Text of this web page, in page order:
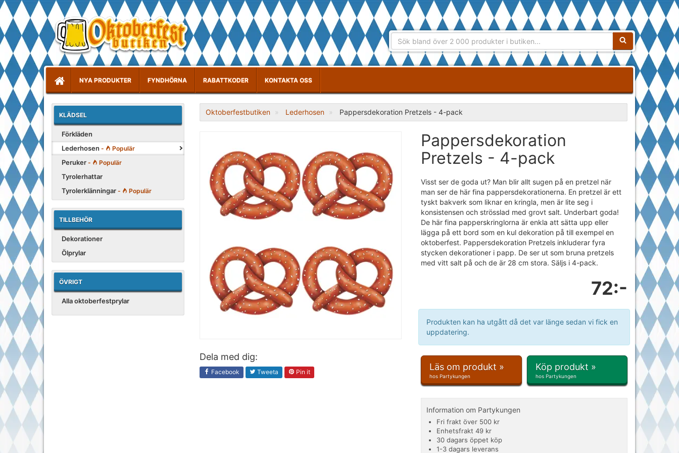
Sökfras:
NYA PRODUKTER FYNDHÖRNA RABATTKODER KONTAKTA OSS
KLÄDSEL
Förkläden
Lederhosen - Populär
Peruker - Populär
Tyrolerhattar
Tyrolerklänningar - Populär
TILLBEHÖR
Dekorationer
Ölprylar
ÖVRIGT
Alla oktoberfestprylar
Oktoberfestbutiken Lederhosen Pappersdekoration Pretzels - 4-pack
Dela med dig:
Facebook Tweeta Pin it
Pappersdekoration
Pretzels - 4-pack
Visst ser de goda ut? Man blir allt sugen på en pretzel när
man ser de här fina pappersdekorationerna. En pretzel är ett
tyskt bakverk som liknar en kringla, men är lite seg i
konsistensen och strösslad med grovt salt. Underbart goda!
De här fina papperskringlorna är enkla att sätta upp eller
lägga på ett bord som en kul dekoration på till exempel en
oktoberfest. Pappersdekoration Pretzels inkluderar fyra
stycken dekorationer i papp. De ser ut som bruna pretzels
med vitt salt på och de är 28 cm stora. Säljs i 4-pack.
72:-
Produkten kan ha utgått då det var länge sedan vi fick en
uppdatering.
Läs om produkt »
hos Partykungen
Köp produkt »
hos Partykungen
Information om Partykungen
Fri frakt över 500 kr
Enhetsfrakt 49 kr
30 dagars öppet köp
1-3 dagars leverans